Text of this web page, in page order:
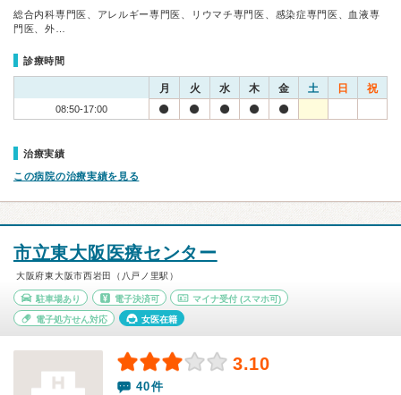
総合内科専門医、アレルギー専門医、リウマチ専門医、感染症専門医、血液専
門医、外…
診療時間
月 火 水 木 金 土 日 祝
08:50-17:00
治療実績
この病院の治療実績を見る
市立東大阪医療センター
大阪府東大阪市西岩田（八戸ノ里駅）
駐車場あり 電子決済可 マイナ受付 (スマホ可)
電子処方せん対応 女医在籍
3.10
40件